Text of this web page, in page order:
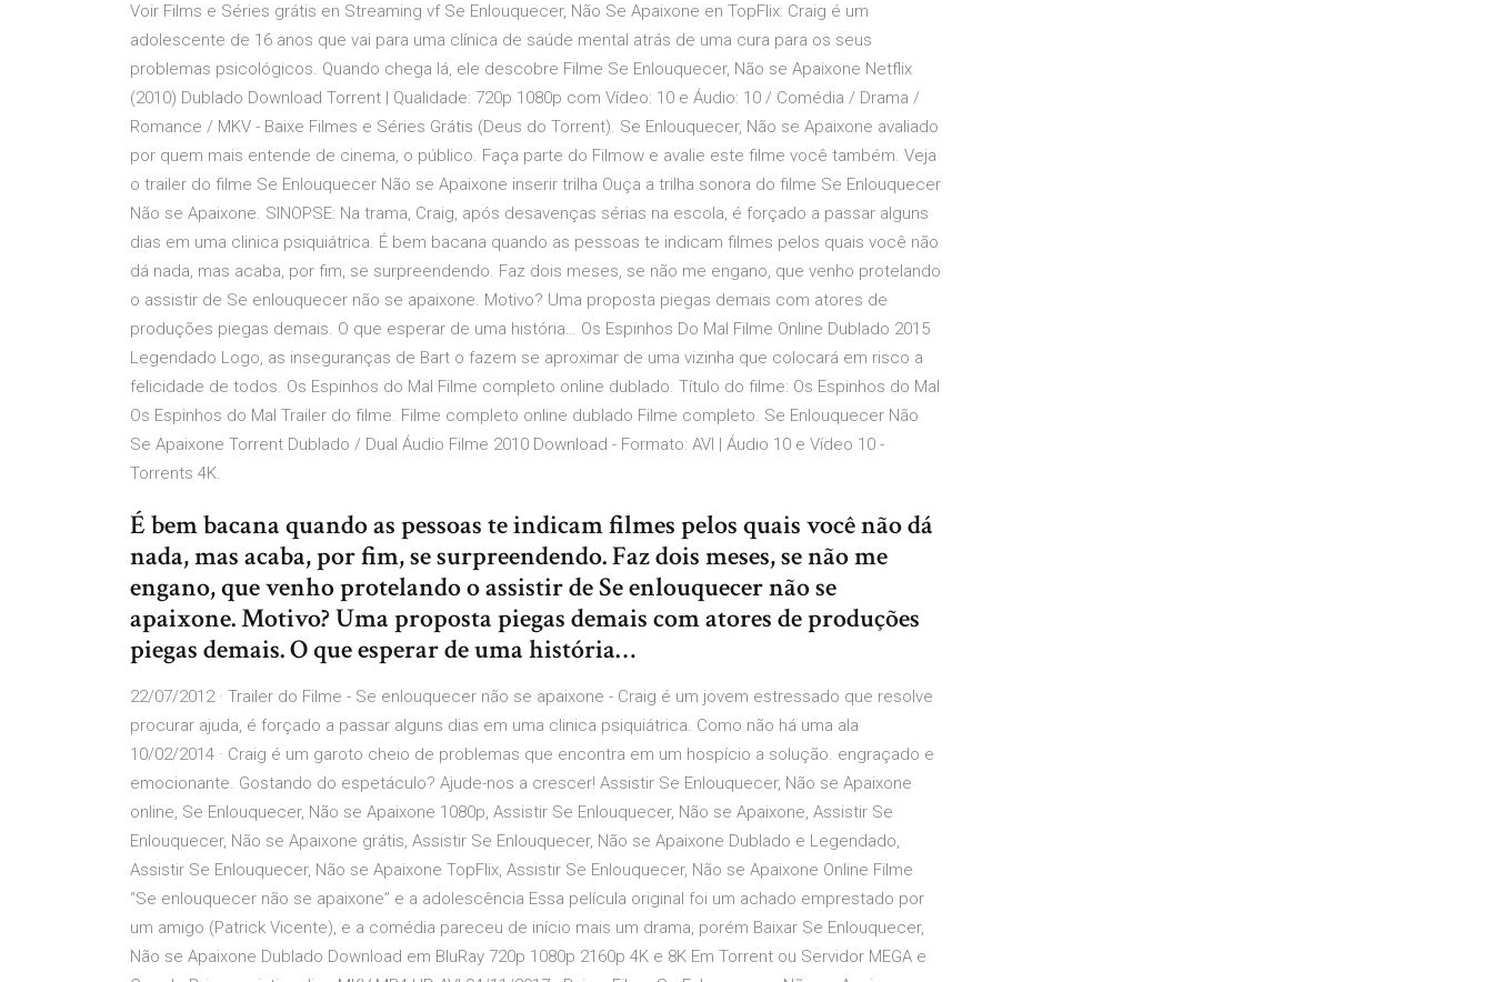
Voir Films e Séries grátis en Streaming vf Se Enlouquecer, Não Se Apaixone en TopFlix: Craig é um
adolescente de 16 anos que vai para uma clínica de saúde mental atrás de uma cura para os seus
problemas psicológicos. Quando chega lá, ele descobre Filme Se Enlouquecer, Não se Apaixone Netflix
(2010) Dublado Download Torrent | Qualidade: 720p 1080p com Vídeo: 10 e Áudio: 10 / Comédia / Drama /
Romance / MKV - Baixe Filmes e Séries Grátis (Deus do Torrent). Se Enlouquecer, Não se Apaixone avaliado
por quem mais entende de cinema, o público. Faça parte do Filmow e avalie este filme você também. Veja
o trailer do filme Se Enlouquecer Não se Apaixone inserir trilha Ouça a trilha sonora do filme Se Enlouquecer
Não se Apaixone. SINOPSE: Na trama, Craig, após desavenças sérias na escola, é forçado a passar alguns
dias em uma clinica psiquiátrica. É bem bacana quando as pessoas te indicam filmes pelos quais você não
dá nada, mas acaba, por fim, se surpreendendo. Faz dois meses, se não me engano, que venho protelando
o assistir de Se enlouquecer não se apaixone. Motivo? Uma proposta piegas demais com atores de
produções piegas demais. O que esperar de uma história… Os Espinhos Do Mal Filme Online Dublado 2015
Legendado Logo, as inseguranças de Bart o fazem se aproximar de uma vizinha que colocará em risco a
felicidade de todos. Os Espinhos do Mal Filme completo online dublado. Título do filme: Os Espinhos do Mal
Os Espinhos do Mal Trailer do filme. Filme completo online dublado Filme completo. Se Enlouquecer Não
Se Apaixone Torrent Dublado / Dual Áudio Filme 2010 Download - Formato: AVI | Áudio 10 e Vídeo 10 -
Torrents 4K.
É bem bacana quando as pessoas te indicam filmes pelos quais você não dá
nada, mas acaba, por fim, se surpreendendo. Faz dois meses, se não me
engano, que venho protelando o assistir de Se enlouquecer não se
apaixone. Motivo? Uma proposta piegas demais com atores de produções
piegas demais. O que esperar de uma história…
22/07/2012 · Trailer do Filme - Se enlouquecer não se apaixone - Craig é um jovem estressado que resolve
procurar ajuda, é forçado a passar alguns dias em uma clinica psiquiátrica. Como não há uma ala
10/02/2014 · Craig é um garoto cheio de problemas que encontra em um hospício a solução. engraçado e
emocionante. Gostando do espetáculo? Ajude-nos a crescer! Assistir Se Enlouquecer, Não se Apaixone
online, Se Enlouquecer, Não se Apaixone 1080p, Assistir Se Enlouquecer, Não se Apaixone, Assistir Se
Enlouquecer, Não se Apaixone grátis, Assistir Se Enlouquecer, Não se Apaixone Dublado e Legendado,
Assistir Se Enlouquecer, Não se Apaixone TopFlix, Assistir Se Enlouquecer, Não se Apaixone Online Filme
“Se enlouquecer não se apaixone” e a adolescência Essa película original foi um achado emprestado por
um amigo (Patrick Vicente), e a comédia pareceu de início mais um drama, porém Baixar Se Enlouquecer,
Não se Apaixone Dublado Download em BluRay 720p 1080p 2160p 4K e 8K Em Torrent ou Servidor MEGA e